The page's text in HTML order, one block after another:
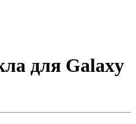
для Galaxy